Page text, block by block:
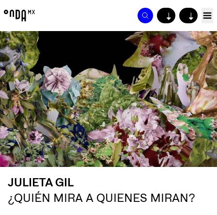
↓ ↓
JULIETA GIL
¿QUIÉN MIRA A QUIENES MIRAN?